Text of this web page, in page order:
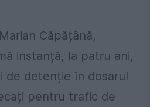
Căpățână,
instanță, la patru ani,
de detenție în dosarul
pentru trafic de